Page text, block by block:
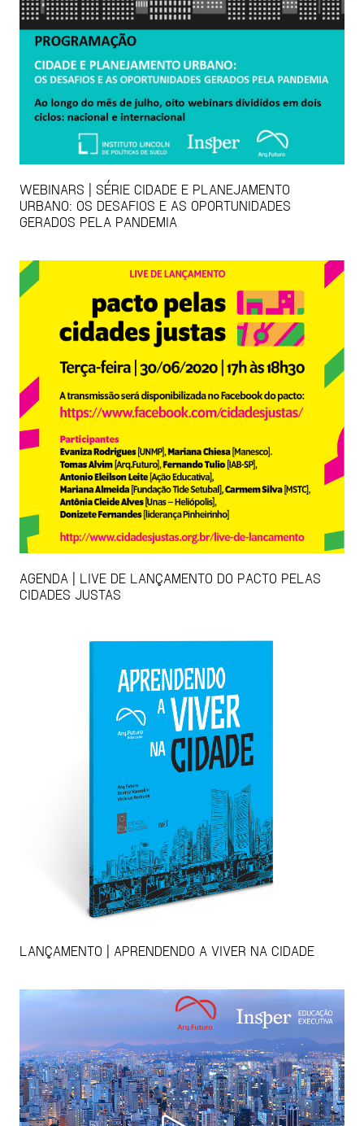
WEBINARS | SÉRIE CIDADE E PLANEJAMENTO
URBANO: OS DESAFIOS E AS OPORTUNIDADES
GERADOS PELA PANDEMIA
AGENDA | LIVE DE LANÇAMENTO DO PACTO PELAS
CIDADES JUSTAS
LANÇAMENTO | APRENDENDO A VIVER NA CIDADE